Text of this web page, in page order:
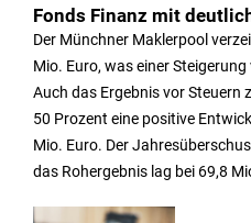
Fonds Finanz mit
Der Münchner Maklerpool
Mio. Euro, was einer
Auch das Ergebnis vor Steuern
50 Prozent eine positive
Mio. Euro. Der
das Rohergebnis lag bei 69,8